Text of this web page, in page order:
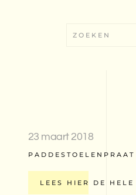
23 maart 2018
PADDESTOELENPRAAT
LEES HIER DE HELE